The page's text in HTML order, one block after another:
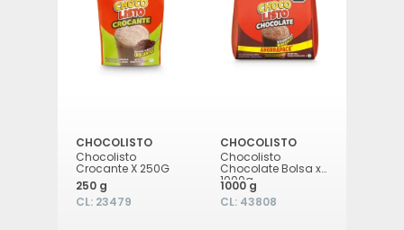
CHOCOLISTO
Chocolisto
Crocante X 250G
250 g
CL: 23479
CHOCOLISTO
Chocolisto
Chocolate Bolsa x
1000g
1000 g
CL: 43808